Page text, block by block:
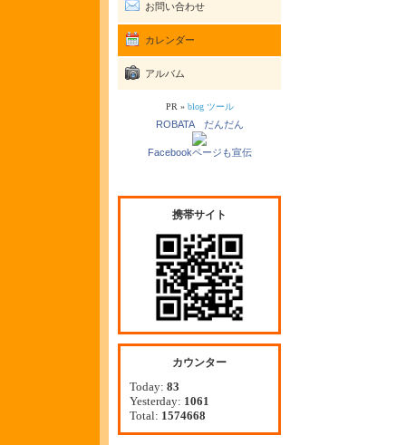
お問い合わせ
カレンダー
アルバム
PR » blog ツール
ROBATA だんだん
Facebookページも宣伝
携帯サイト
カウンター
Today: 83
Yesterday: 1061
Total: 1574668